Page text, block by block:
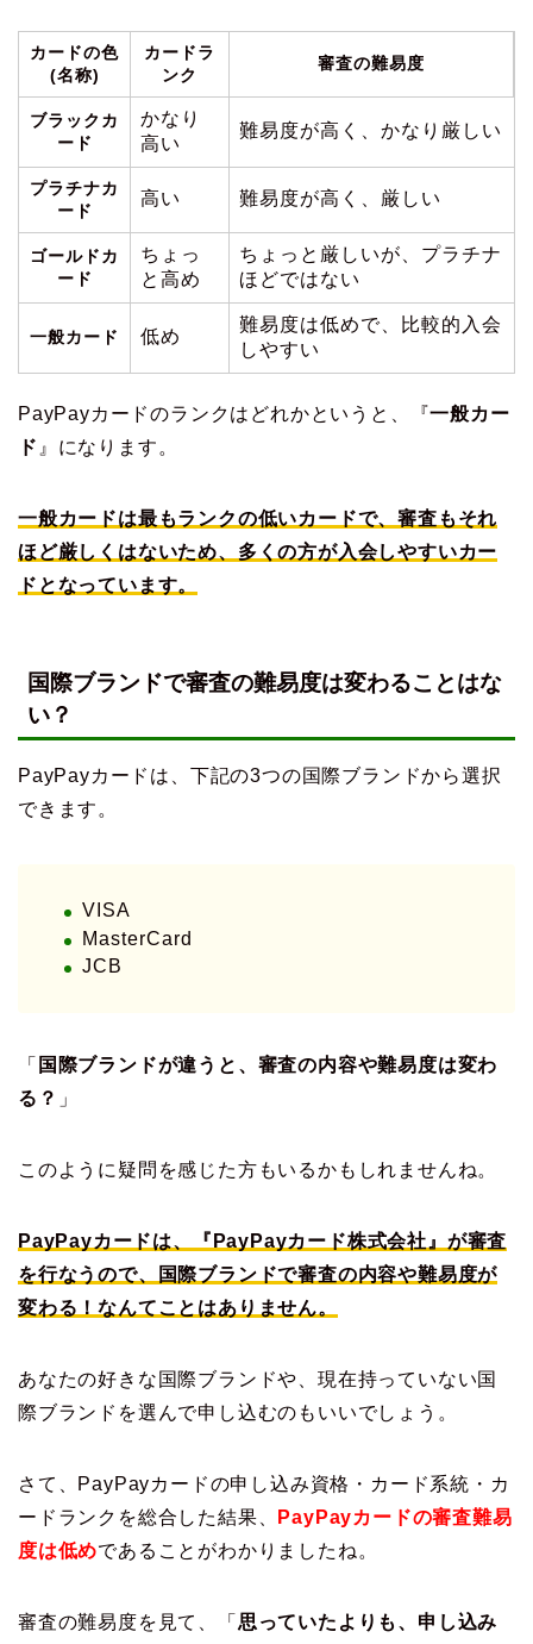
カードの色
(名称)
カードラ
ンク
審査の難易度
ブラックカ
ード
かなり
高い
難易度が高く、かなり厳しい
プラチナカ
ード
高い 難易度が高く、厳しい
ゴールドカ
ード
ちょっ
と高め
ちょっと厳しいが、プラチナ
ほどではない
一般カード 低め
難易度は低めで、比較的入会
しやすい
PayPayカードのランクはどれかというと、『一般カー
ド 』になります。
一般カードは最もランクの低いカードで、審査もそれ
ほど厳しくはないため、多くの方が入会しやすいカー
ドとなっています。
国際ブランドで審査の難易度は変わることはな
い？
PayPayカードは、下記の3つの国際ブランドから選択
できます。
VISA
MasterCard
JCB
「 国際ブランドが違うと、審査の内容や難易度は変わ
る？ 」
このように疑問を感じた方もいるかもしれませんね。
PayPayカードは、『PayPayカード株式会社』が審査
を行なうので、国際ブランドで審査の内容や難易度が
変わる！なんてことはありません。
あなたの好きな国際ブランドや、現在持っていない国
際ブランドを選んで申し込むのもいいでしょう。
さて、PayPayカードの申し込み資格・カード系統・カ
ードランクを総合した結果、
PayPayカードの審査難易
度は低めであることがわかりましたね。
審査の難易度を見て、「 思っていたよりも、申し込み